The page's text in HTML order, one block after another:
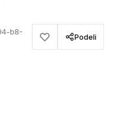
b8-
Podeli